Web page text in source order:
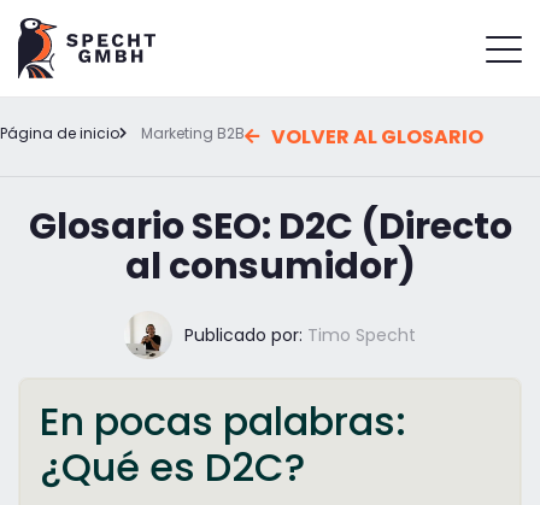
Página de inicio Marketing B2B VOLVER AL GLOSARIO
Glosario SEO: D2C (Directo
al consumidor)
Publicado por: Timo Specht
En pocas palabras:
¿Qué es D2C?